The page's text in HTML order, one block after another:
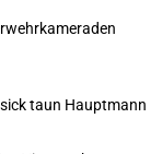
taun Hauptmann